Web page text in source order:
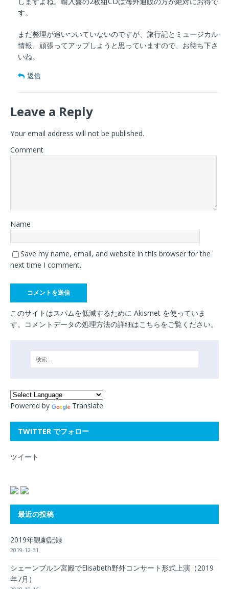
す。
まだ整理が追いついていないのですが、旅行記とミュージカル
情報、頑張ってアップしようと思っていますので、お待ち下さ
いね。
返信
Leave a Reply
Your email address will not be published.
Comment
Name
Save my name, email, and website in this browser for the
next time I comment.
このサイトはスパムを低減するために Akismet を使っていま
す。 コメントデータの処理方法の詳細はこちらをご覧ください。
Powered by Translate
TWITTER でフォロー
ツイート
最近の投稿
2019年観劇記録
2019-12-31
シェーンブルン宮殿でElisabeth野外コンサート形式上演（2019
年7月）